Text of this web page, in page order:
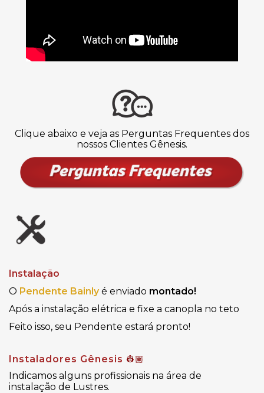
Clique abaixo e veja as Perguntas Frequentes dos
nossos Clientes Gênesis.
Instalação
O Pendente Bainly é enviado montado!
Após a instalação elétrica e fixe a canopla no teto
Feito isso, seu Pendente estará pronto!
Instaladores Gênesis 👷🏽
Indicamos alguns profissionais na área de
instalação de Lustres.